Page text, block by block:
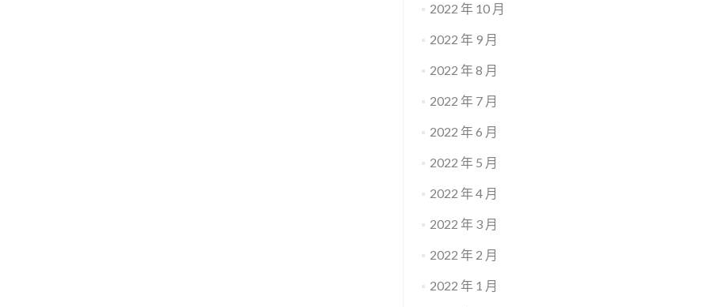
2022 年 10 月
2022 年 9 月
2022 年 8 月
2022 年 7 月
2022 年 6 月
2022 年 5 月
2022 年 4 月
2022 年 3 月
2022 年 2 月
2022 年 1 月